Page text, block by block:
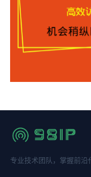
专业技术团队，掌握前沿